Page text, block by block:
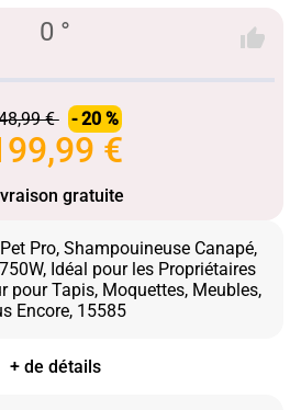
0 °
€ - 20 %
€
gratuite
Pro, Shampouineuse Canapé,
Idéal pour les Propriétaires
pour Tapis, Moquettes, Meubles,
+ de détails